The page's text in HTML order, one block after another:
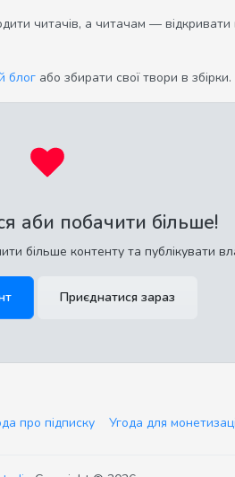
читачів, а читачам —
блог або збирати свої твори в збірки.
аби побачити більше!
більше контенту та публікувати
Приєднатися зараз
про підписку Угода для